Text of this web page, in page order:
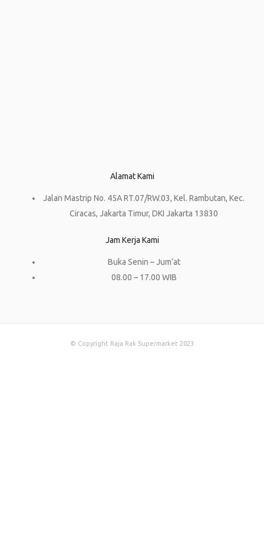
Alamat Kami
Jalan Mastrip No. 45A RT.07/RW.03, Kel. Rambutan, Kec.
Ciracas, Jakarta Timur, DKI Jakarta 13830
Jam Kerja Kami
Buka Senin – Jum’at
08.00 – 17.00 WIB
© Copyright Raja Rak Supermarket 2023